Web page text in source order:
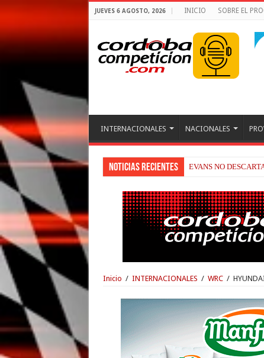
JUEVES 6 AGOSTO, 2026 INICIO SOBRE EL
INTERNACIONALES NACIONALES
Noticias recientes RAÚL FERNÁNDEZ
Inicio / INTERNACIONALES / WRC /